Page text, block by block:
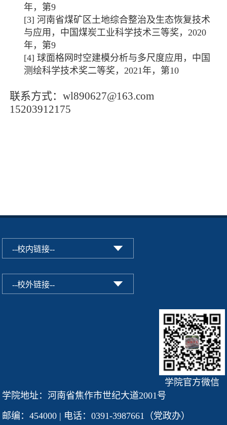
年，第9
[3]河南省煤矿区土地综合整治及生态恢复技术
与应用，中国煤炭工业科学技术三等奖， 2020
年，第9
[4]球面格网时空建模分析与多尺度应用，中国
测绘科学技术奖二等奖， 2021年，第10
联系方式：wl890627@163.com
15203912175
学院官方微信
学院地址：河南省焦作市世纪大道2001号
邮编：454000 | 电话：0391-3987661（党政办）